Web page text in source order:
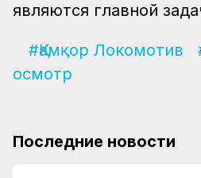
являются главной
#Қамқор Локомотив
осмотр
Последние новости